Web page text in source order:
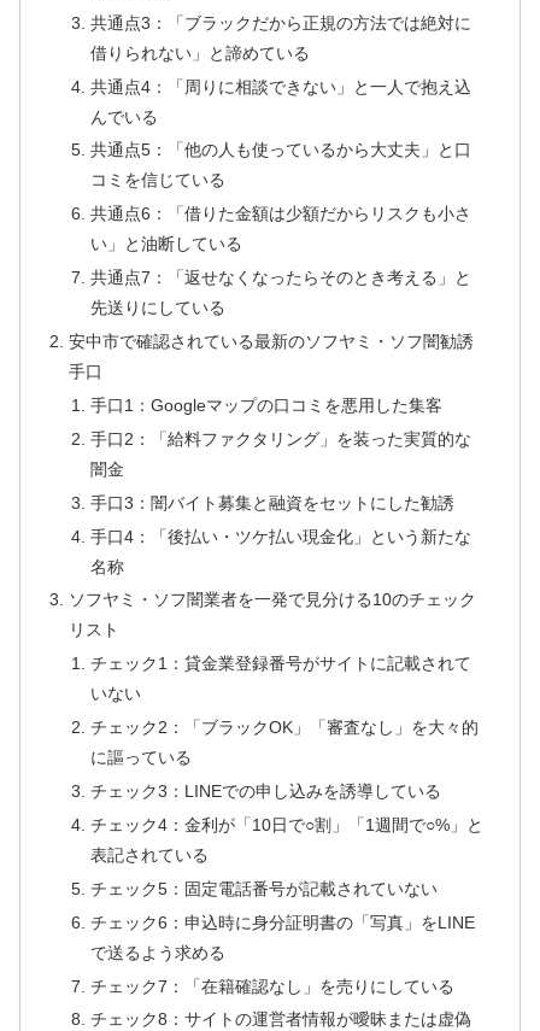
共通点3：「ブラックだから正規の方法では絶対に
借りられない」と諦めている
共通点4：「周りに相談できない」と一人で抱え込
んでいる
共通点5：「他の人も使っているから大丈夫」と口
コミを信じている
共通点6：「借りた金額は少額だからリスクも小さ
い」と油断している
共通点7：「返せなくなったらそのとき考える」と
先送りにしている
安中市で確認されている最新のソフヤミ・ソフ闇勧誘
手口
手口1：Googleマップの口コミを悪用した集客
手口2：「給料ファクタリング」を装った実質的な
闇金
手口3：闇バイト募集と融資をセットにした勧誘
手口4：「後払い・ツケ払い現金化」という新たな
名称
ソフヤミ・ソフ闇業者を一発で見分ける10のチェック
リスト
チェック1：貸金業登録番号がサイトに記載されて
いない
チェック2：「ブラックOK」「審査なし」を大々的
に謳っている
チェック3：LINEでの申し込みを誘導している
チェック4：金利が「10日で○割」「1週間で○%」と
表記されている
チェック5：固定電話番号が記載されていない
チェック6：申込時に身分証明書の「写真」をLINE
で送るよう求める
チェック7：「在籍確認なし」を売りにしている
チェック8：サイトの運営者情報が曖昧または虚偽